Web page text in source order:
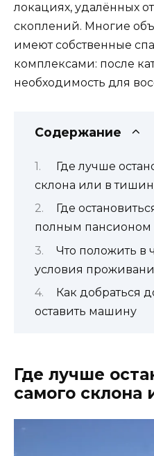
локациях, удалённых
скоплений. Многие
имеют собственные
комплексами: после
необходимость для
Содержание
Где лучше
склона или в
Где
полным пансионом
Что положить в
условия
Как добраться
оставить машину
Где лучше
самого склона